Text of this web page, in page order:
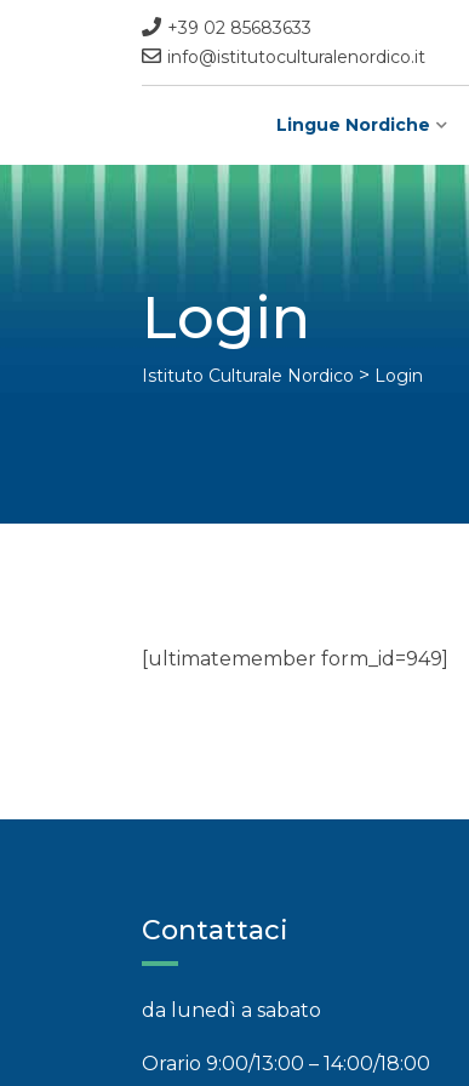
+39 02 85683633
info@istitutoculturalenordico.it
Lingue Nordiche
Login
Istituto Culturale Nordico > Login
[ultimatemember form_id=949]
Contattaci
da lunedì a sabato
Orario 9:00/13:00 – 14:00/18:00